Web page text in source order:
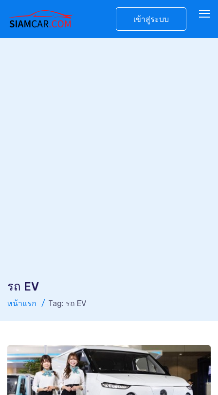
เข้าสู่ระบบ
รถ EV
หน้าแรก Tag: รถ EV